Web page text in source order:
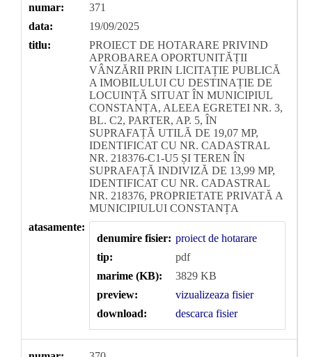
numar:
371
data:
19/09/2025
titlu:
PROIECT DE HOTARARE PRIVIND
APROBAREA OPORTUNITĂȚII
VÂNZĂRII PRIN LICITAȚIE PUBLICĂ
A IMOBILULUI CU DESTINAȚIE DE
LOCUINȚĂ SITUAT ÎN MUNICIPIUL
CONSTANȚA, ALEEA EGRETEI NR. 3,
BL. C2, PARTER, AP. 5, ÎN
SUPRAFAȚĂ UTILĂ DE 19,07 MP,
IDENTIFICAT CU NR. CADASTRAL
NR. 218376-C1-U5 ȘI TEREN ÎN
SUPRAFAȚĂ INDIVIZĂ DE 13,99 MP,
IDENTIFICAT CU NR. CADASTRAL
NR. 218376, PROPRIETATE PRIVATĂ A
MUNICIPIULUI CONSTANȚA
atasamente:
denumire fisier: proiect de hotarare
tip:
pdf
marime (KB):
3829 KB
preview:
vizualizeaza fisier
download:
descarca fisier